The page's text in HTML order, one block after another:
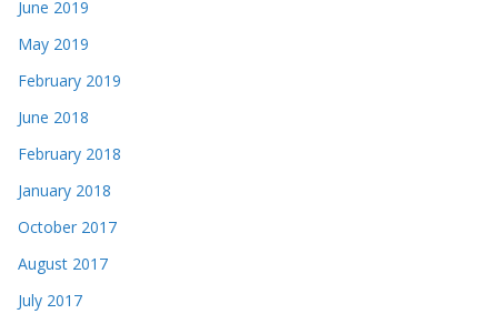
June 2019
May 2019
February 2019
June 2018
February 2018
January 2018
October 2017
August 2017
July 2017